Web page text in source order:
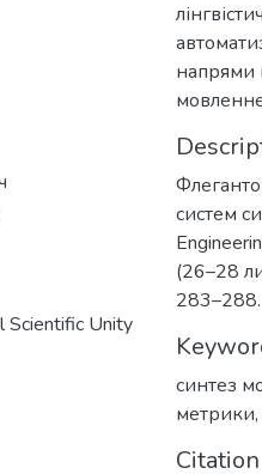
Scientific Unity
напрями
систем
(26–28
синтез
метрики,
Citation